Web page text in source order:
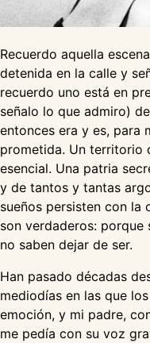
Recuerdo aquella
detenida en la calle y
recuerdo uno está en
señalo lo que admiro)
entonces era y es, para
prometida. Un territorio
esencial. Una patria
y de tantos y tantas
sueños persisten con la
son verdaderos: porque
no saben dejar de ser.
Han pasado décadas
mediodías en las que
emoción, y mi padre,
me pedía con su voz